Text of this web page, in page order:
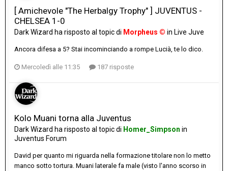
[ Amichevole "The Herbalgy Trophy" ] JUVENTUS -
CHELSEA 1-0
Dark Wizard ha risposto al topic di Morpheus © in Live Juve
Ancora difesa a 5? Stai incominciando a rompe Lucià, te lo dico.
Mercoledì alle 11:35 187 risposte
Kolo Muani torna alla Juventus
Dark Wizard ha risposto al topic di Homer_Simpson in
Juventus Forum
David per quanto mi riguarda nella formazione titolare non lo metto
manco sotto tortura. Muani laterale fa male (visto l'anno scorso in